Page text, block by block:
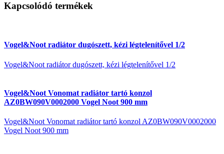
Kapcsolódó termékek
Vogel&Noot radiátor dugószett, kézi légtelenítővel 1/2
Vogel&Noot radiátor dugószett, kézi légtelenítővel 1/2
Vogel&Noot Vonomat radiátor tartó konzol
AZ0BW090V0002000 Vogel Noot 900 mm
Vogel&Noot Vonomat radiátor tartó konzol AZ0BW090V0002000
Vogel Noot 900 mm